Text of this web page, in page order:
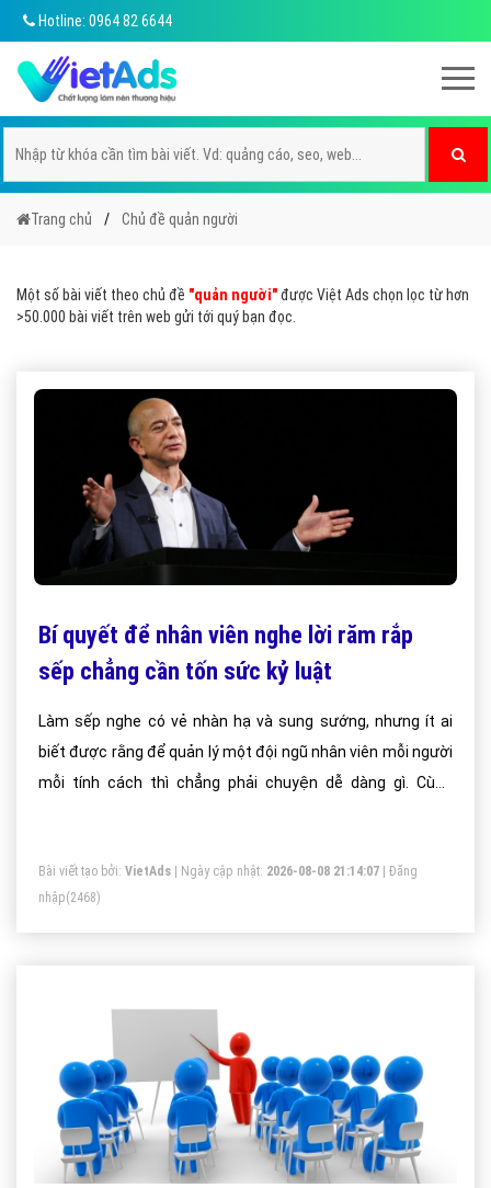
Hotline: 0964 82 6644
Trang chủ Chủ đề quản người
Một số bài viết theo chủ đề "quản người"được Việt Ads chọn lọc từ hơn
>50.000 bài viết trên web gửi tới quý bạn đọc.
Bí quyết để nhân viên nghe lời răm rắp
sếp chẳng cần tốn sức kỷ luật
Làm sếp nghe có vẻ nhàn hạ và sung sướng, nhưng ít ai
biết được rằng để quản lý một đội ngũ nhân viên mỗi người
mỗi tính cách thì chẳng phải chuyện dễ dàng gì. Cùng
Bài viết tạo bởi: VietAds | Ngày cập nhật: 2026-08-08 21:14:07
Đăng
nhập(2468)